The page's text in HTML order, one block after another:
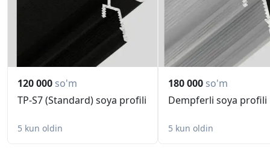
120 000 so'm
TP-S7 (Standard) soya profili
5 kun oldin
180 000 so'm
Dempferli soya profili
5 kun oldin